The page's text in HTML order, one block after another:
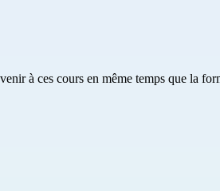
à ces cours en même temps que la